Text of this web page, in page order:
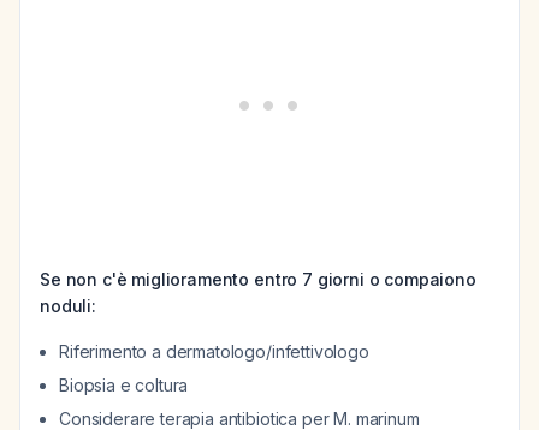
Se non c'è miglioramento entro 7 giorni o compaiono
noduli:
Riferimento a dermatologo/infettivologo
Biopsia e coltura
Considerare terapia antibiotica per M. marinum